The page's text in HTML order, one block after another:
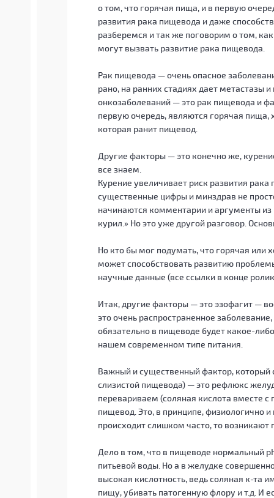
о том, что горячая пища, и в первую
развития рака пищевода и даже
разберемся и так же поговорим о том,
могут вызвать развитие рака пищевода.
Рак пищевода — очень опасное
рано, на ранних стадиях дает метастазы
онкозаболеваний — это рак пищевода и
первую очередь, являются горячая
которая ранит пищевод.
Другие факторы — это конечно же,
все знаем.
Курение увеличивает риск развития
существенные цифры и минздрав не
начинаются комментарии и аргументы
курил.» Но это уже другой разговор.
Но кто бы мог подумать, что горячая
может способствовать развитию
научные данные (все ссылки в конце
Итак, другие факторы — это эзофагит —
это очень распространенное
обязательно в пищеводе будет какое-
нашем современном типе питания.
Важный и существенный фактор, который
слизистой пищевода) — это рефлюкс
перевариваем (соляная кислота вместе
пищевод. Это, в принципе, физиологично
происходит слишком часто, то
Дело в том, что в пищеводе нормальный
питьевой воды. Но а в желудке
высокая кислотность, ведь соляная к-та
пищу, убивать патогенную флору и т.д. И